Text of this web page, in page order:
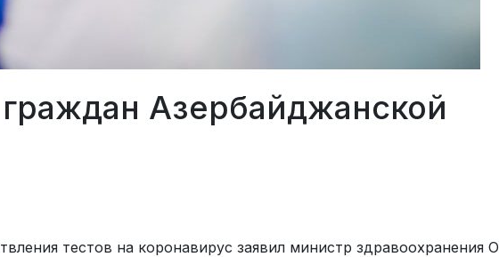
Азербайджанской
тестов на коронавирус заявил министр здравоохранения